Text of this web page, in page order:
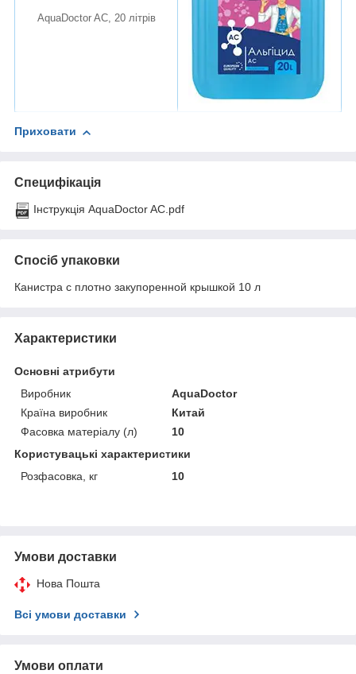
AquaDoctor AC, 20 літрів
Приховати
Специфікація
Інструкція AquaDoctor AC.pdf
Спосіб упаковки
Канистра с плотно закупоренной крышкой 10 л
Характеристики
Основні атрибути
Виробник
AquaDoctor
Країна виробник
Китай
Фасовка матеріалу (л)
10
Користувацькі характеристики
Розфасовка, кг
10
Умови доставки
Нова Пошта
Всі умови доставки
Умови оплати